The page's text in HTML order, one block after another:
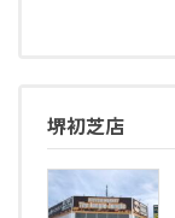
堺初芝店